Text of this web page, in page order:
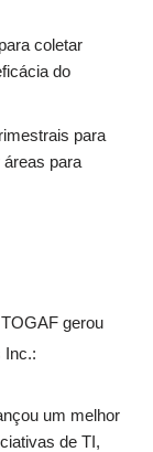
coletar
do
para
áreas para
gerou
Inc.:
um melhor
de TI,